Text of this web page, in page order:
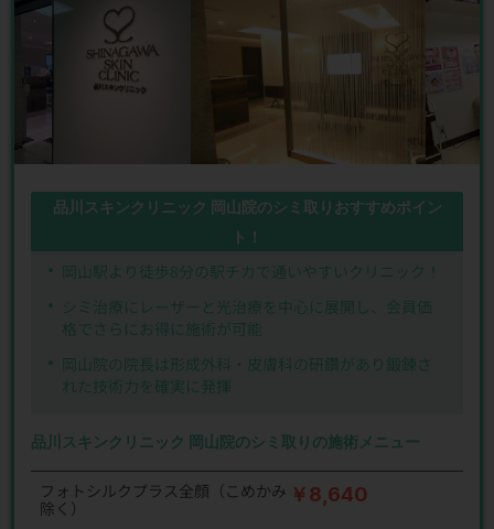
品川スキンクリニック 岡山院のシミ取りおすすめポイン
ト！
岡山駅より徒歩8分の駅チカで通いやすいクリニック！
シミ治療にレーザーと光治療を中心に展開し、会員価
格でさらにお得に施術が可能
岡山院の院長は形成外科・皮膚科の研鑽があり鍛錬さ
れた技術力を確実に発揮
品川スキンクリニック 岡山院のシミ取りの施術メニュー
フォトシルクプラス全顔（こめかみ
除く）
￥8,640